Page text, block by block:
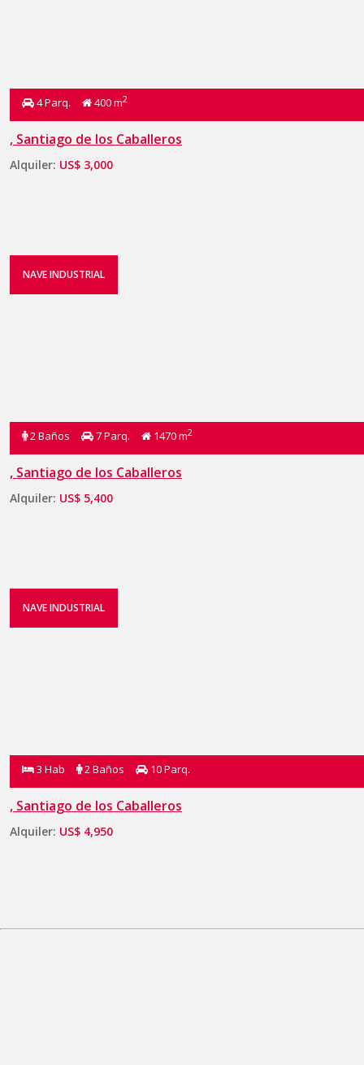
4 Parq. 400 m2
, Santiago de los Caballeros
Alquiler: US$ 3,000
NAVE INDUSTRIAL
2 Baños 7 Parq. 1470 m2
, Santiago de los Caballeros
Alquiler: US$ 5,400
NAVE INDUSTRIAL
3 Hab 2 Baños 10 Parq.
, Santiago de los Caballeros
Alquiler: US$ 4,950